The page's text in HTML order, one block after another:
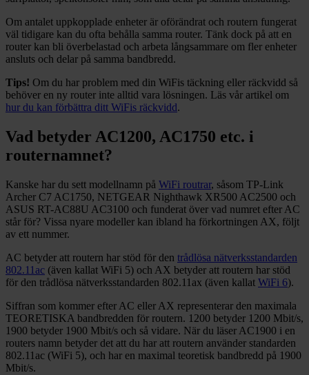
Om antalet uppkopplade enheter är oförändrat och routern fungerat
väl tidigare kan du ofta behålla samma router. Tänk dock på att en
router kan bli överbelastad och arbeta långsammare om fler enheter
ansluts och delar på samma bandbredd.
Tips! Om du har problem med din WiFis täckning eller räckvidd så
behöver en ny router inte alltid vara lösningen. Läs vår artikel om
hur du kan förbättra ditt WiFis räckvidd.
Vad betyder AC1200, AC1750 etc. i
routernamnet?
Kanske har du sett modellnamn på WiFi routrar, såsom TP-Link
Archer C7 AC1750, NETGEAR Nighthawk XR500 AC2500 och
ASUS RT-AC88U AC3100 och funderat över vad numret efter AC
står för? Vissa nyare modeller kan ibland ha förkortningen AX, följt
av ett nummer.
AC betyder att routern har stöd för den trådlösa nätverksstandarden
802.11ac (även kallat WiFi 5) och AX betyder att routern har stöd
för den trådlösa nätverksstandarden 802.11ax (även kallat WiFi 6).
Siffran som kommer efter AC eller AX representerar den maximala
TEORETISKA bandbredden för routern. 1200 betyder 1200 Mbit/s,
1900 betyder 1900 Mbit/s och så vidare. När du läser AC1900 i en
routers namn betyder det att du har att routern använder standarden
802.11ac (WiFi 5), och har en maximal teoretisk bandbredd på 1900
Mbit/s.